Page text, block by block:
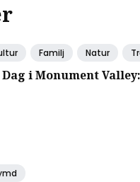
Familj Natur
Dag i Monument